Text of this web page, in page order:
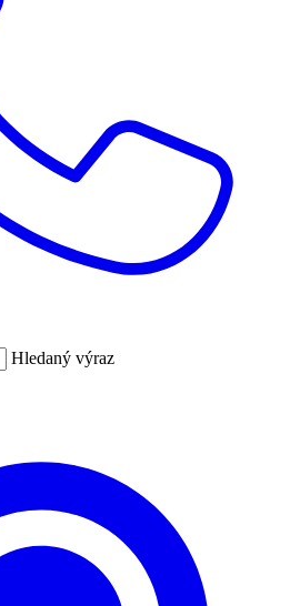
Hledaný výraz